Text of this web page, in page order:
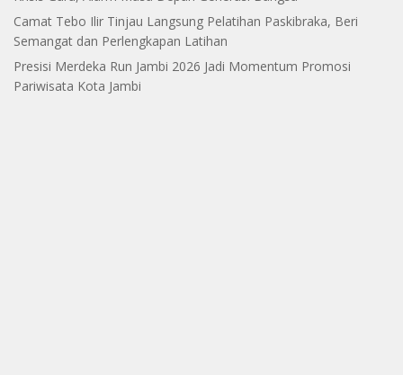
Camat Tebo Ilir Tinjau Langsung Pelatihan Paskibraka, Beri
Semangat dan Perlengkapan Latihan
Presisi Merdeka Run Jambi 2026 Jadi Momentum Promosi
Pariwisata Kota Jambi